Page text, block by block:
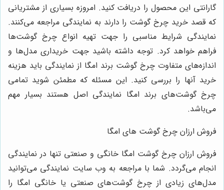
گارانتی این محصول را دریافت کنید. امروزه بسیاری از مشتریانی
که قصد خرید چرخ گوشت را دارند به نمایندگی مراجعه می‌کنند.
نمایندگی شرایط مناسبی را جهت تهیه انواع چرخ گوشت‌ها
فراهم خواهد کرد. توجه داشته باشید جهت خریداری مدل‌ها و
اندازه‌های متفاوت چرخ گوشت برند امگا از نمایندگی باید هزینه
خرید آنها را بررسی کنید. این مسئله که مطمئن شوید تمامی
چرخ گوشت‌های برند امگا نمایندگی اصل هستند بسیار مهم
می‌باشد.
فروش ارزان چرخ گوشت های امگا
فروش ارزان چرخ گوشت امگا خانگی و صنعتی تنها در نمایندگی
انجام می‌گردد. شما با مراجعه به وب سایت نمایندگی می‌توانید
مدل‌های زیادی از چرخ گوشت‌های صنعتی یا خانگی امگا را